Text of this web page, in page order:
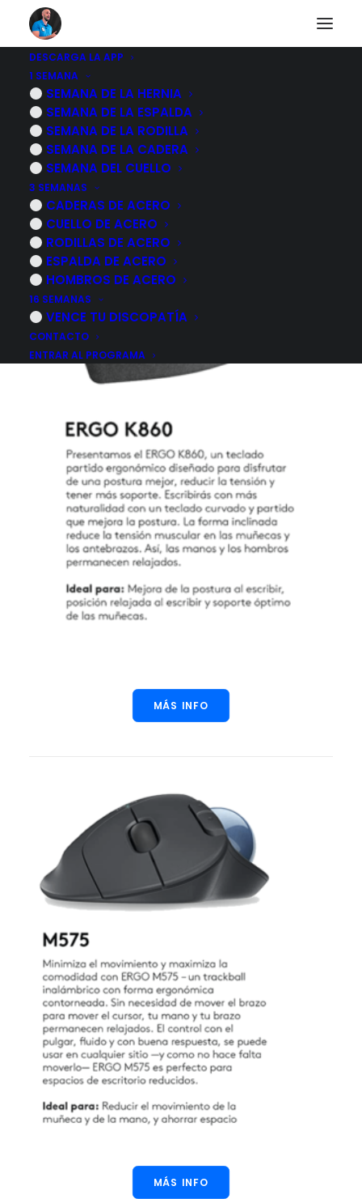
DESCARGA LA APP
1 SEMANA
SEMANA DE LA HERNIA
SEMANA DE LA ESPALDA
SEMANA DE LA RODILLA
SEMANA DE LA CADERA
SEMANA DEL CUELLO
3 SEMANAS
CADERAS DE ACERO
CUELLO DE ACERO
RODILLAS DE ACERO
ESPALDA DE ACERO
HOMBROS DE ACERO
16 SEMANAS
VENCE TU DISCOPATÍA
CONTACTO
ENTRAR AL PROGRAMA
Descubre la gama
ERGO
MÁS INFO
MÁS INFO